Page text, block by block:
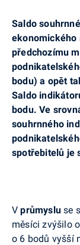
Saldo
ekonomického
předchozímu
bodu) a opět
Saldo
bodu. Ve
souhrnného
spotřebitelů je
Vprůmyslu se
měsíci zvýšilo
o 6 bodů vyšší